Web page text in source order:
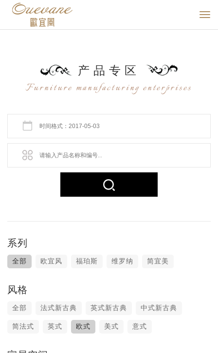
产品 专区
Furniture manufacturing enterprises
系列
全部 欧宜风 福珀斯 维罗纳 简宜美
风格
全部 法式新古典 英式新古典 中式新古典
简法式 英式 欧式 美式 意式